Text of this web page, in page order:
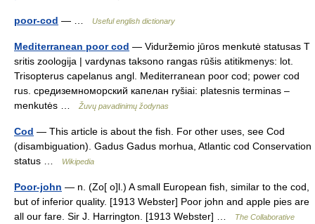
poor-cod — … Useful english dictionary
Mediterranean poor cod — Viduržemio jūros menkutė statusas T
sritis zoologija | vardynas taksono rangas rūšis atitikmenys: lot.
Trisopterus capelanus angl. Mediterranean poor cod; power cod
rus. средиземноморский капелан ryšiai: platesnis terminas –
menkutės …
Žuvų pavadinimų žodynas
Cod — This article is about the fish. For other uses, see Cod
(disambiguation). Gadus Gadus morhua, Atlantic cod Conservation
status …
Wikipedia
Poor-john — n. (Zo[ o]l.) A small European fish, similar to the cod,
but of inferior quality. [1913 Webster] Poor john and apple pies are
all our fare. Sir J. Harrington. [1913 Webster] …
The Collaborative